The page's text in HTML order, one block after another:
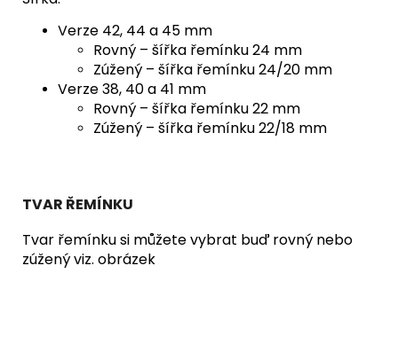
Verze 42, 44 a 45 mm
Rovný – šířka řemínku 24 mm
Zúžený – šířka řemínku 24/20 mm
Verze 38, 40 a 41 mm
Rovný – šířka řemínku 22 mm
Zúžený – šířka řemínku 22/18 mm
TVAR ŘEMÍNKU
Tvar řemínku si můžete vybrat buď rovný nebo
zúžený viz. obrázek